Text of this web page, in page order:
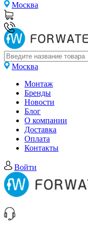
Москва
Москва
Монтаж
Бренды
Новости
Блог
О компании
Доставка
Оплата
Контакты
Войти